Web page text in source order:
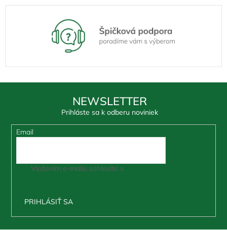
NEWSLETTER
Prihláste sa k odberu noviniek
Email
Vložením e-mailu súhlasíte s
PRIHLÁSIŤ SA